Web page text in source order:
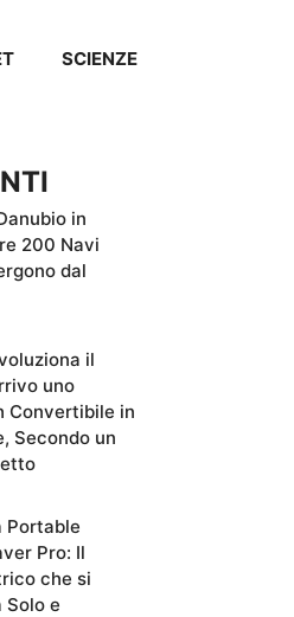
SCIENZE
in
200 Navi
dal
il
uno
Convertibile in
Secondo un
Portable
Pro: Il
che si
Solo e